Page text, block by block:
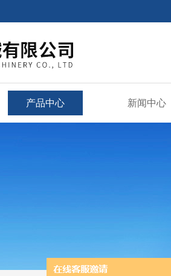
产品中心 新闻中心